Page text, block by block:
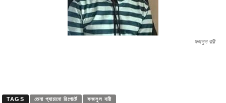
ফজলুল বারী
TAGS তেনা প্যাচানো রিপোর্টে ফজলুল বারী